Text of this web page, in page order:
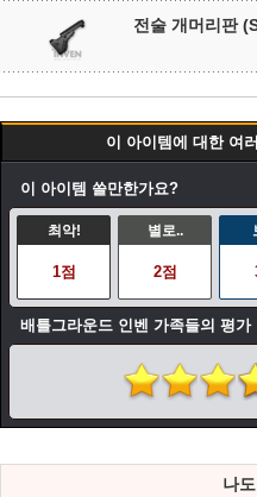
전술 개머리판
이 아이템에 대한 여
이 아이템 쓸만한가요?
최악!
1점
별로..
2점
배틀그라운드 인벤 가족들의 평가
나